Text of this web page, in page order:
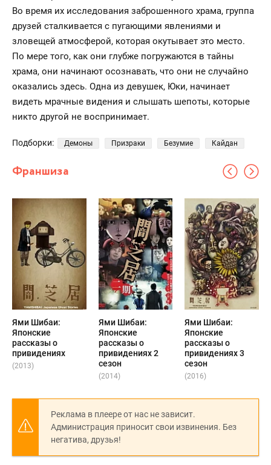
Во время их исследования заброшенного храма, группа
друзей сталкивается с пугающими явлениями и
зловещей атмосферой, которая окутывает это место.
По мере того, как они глубже погружаются в тайны
храма, они начинают осознавать, что они не случайно
оказались здесь. Одна из девушек, Юки, начинает
видеть мрачные видения и слышать шепоты, которые
никто другой не воспринимает.
Подборки: Демоны Призраки Безумие Кайдан
Франшиза
Ями Шибаи:
Японские
рассказы о
привидениях
(2013)
Ями Шибаи:
Японские
рассказы о
привидениях 2
сезон
(2014)
Ями Шибаи:
Японские
рассказы о
привидениях 3
сезон
(2016)
Реклама в плеере от нас не зависит.
Администрация приносит свои извинения. Без
негатива, друзья!